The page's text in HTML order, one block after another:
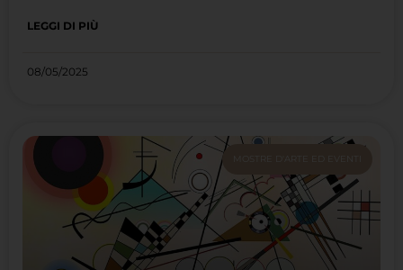
LEGGI DI PIÙ
08/05/2025
MOSTRE D'ARTE ED EVENTI